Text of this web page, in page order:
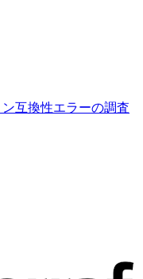
互換性エラーの調査